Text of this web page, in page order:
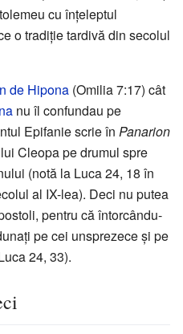
cu înțeleptul
o tradiție tardivă din secolul
de Hipona (Omilia 7:17) cât
nu îl confundau pe
Epifanie scrie în Panarion
Cleopa pe drumul spre
(notă la Luca 24, 18 în
al IX-lea). Deci nu putea
pentru că întorcându-
pe cei unsprezece şi pe
24, 33).